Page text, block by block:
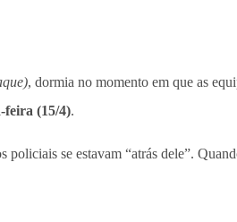
, dormia no momento em que as
feira (15/4).
se estavam “atrás dele”.